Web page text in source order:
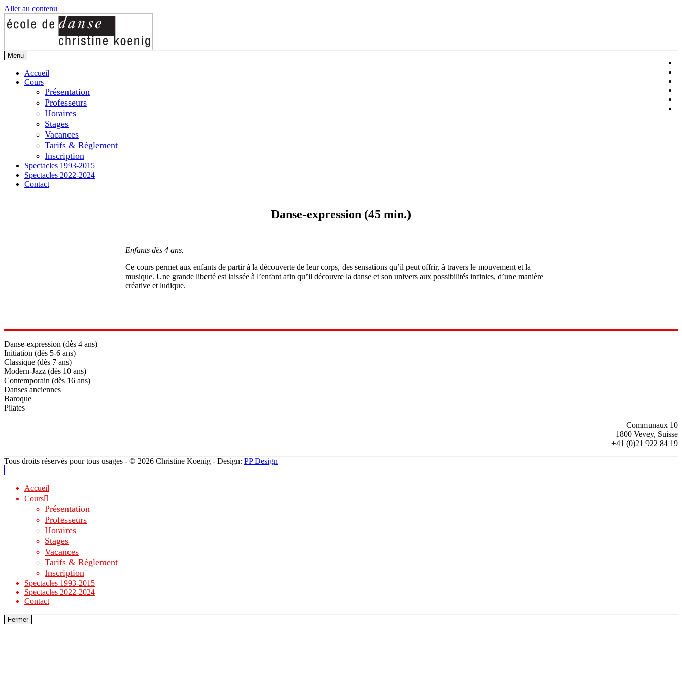
Aller au contenu
Menu
Accueil
Cours
Présentation
Professeurs
Horaires
Stages
Vacances
Tarifs & Règlement
Inscription
Spectacles 1993-2015
Spectacles 2022-2024
Contact
Danse-expression (45 min.)
Enfants dès 4 ans.
Ce cours permet aux enfants de partir à la découverte de leur corps, des sensations qu’il peut offrir, à travers le mouvement et la
musique. Une grande liberté est laissée à l’enfant afin qu’il découvre la danse et son univers aux possibilités infinies, d’une manière
créative et ludique.
Danse-expression (dès 4 ans)
Initiation (dès 5-6 ans)
Classique (dès 7 ans)
Modern-Jazz (dès 10 ans)
Contemporain (dès 16 ans)
Danses anciennes
Baroque
Pilates
Communaux 10
1800 Vevey, Suisse
+41 (0)21 922 84 19
Tous droits réservés pour tous usages - © 2026 Christine Koenig - Design: PP Design
Accueil
Cours
Présentation
Professeurs
Horaires
Stages
Vacances
Tarifs & Règlement
Inscription
Spectacles 1993-2015
Spectacles 2022-2024
Contact
Fermer